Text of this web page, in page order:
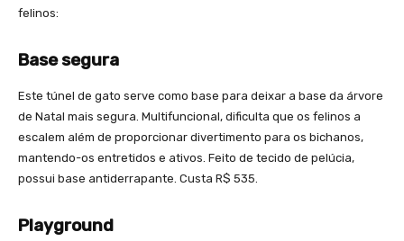
felinos:
Base segura
Este túnel de gato serve como base para deixar a base da árvore
de Natal mais segura. Multifuncional, dificulta que os felinos a
escalem além de proporcionar divertimento para os bichanos,
mantendo-os entretidos e ativos. Feito de tecido de pelúcia,
possui base antiderrapante. Custa R$ 535.
Playground